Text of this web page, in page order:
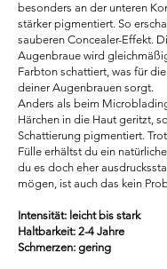
besonders an der unteren
stärker pigmentiert. So
sauberen Concealer-Effekt.
Augenbraue wird
Farbton schattiert, was für
deiner Augenbrauen sorgt.
Anders als beim
Härchen in die Haut geritzt,
Schattierung pigmentiert.
Fülle erhältst du ein
du es doch eher
mögen, ist auch das kein
Intensität: leicht bis stark
Haltbarkeit: 2-4 Jahre
Schmerzen: gering